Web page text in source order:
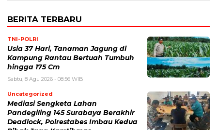
BERITA TERBARU
TNI-POLRI
Usia 37 Hari, Tanaman Jagung di
Kampung Rantau Bertuah Tumbuh
hingga 175 Cm
Sabtu, 8 Agu 2026 - 08:56 WIB
Uncategorized
Mediasi Sengketa Lahan
Pandegiling 145 Surabaya Berakhir
Deadlock, Polrestabes Imbau Kedua